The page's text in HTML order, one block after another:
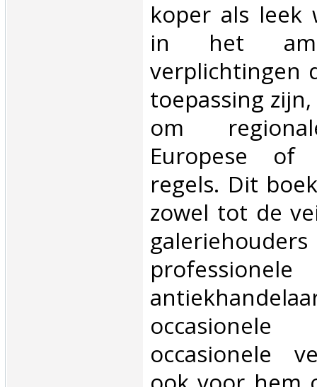
koper als leek
in het
verplichtingen
toepassing
om
Europese of
regels. Dit
zowel tot de
occasionele